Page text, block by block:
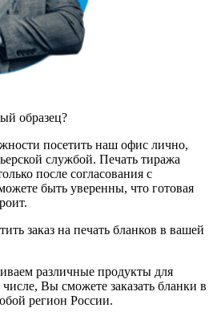
образец?
посетить наш офис лично,
службой. Печать тиража
после согласования с
быть уверенны, что готовая
заказ на печать бланков в вашей
различные продукты для
Вы сможете заказать бланки в
регион России.